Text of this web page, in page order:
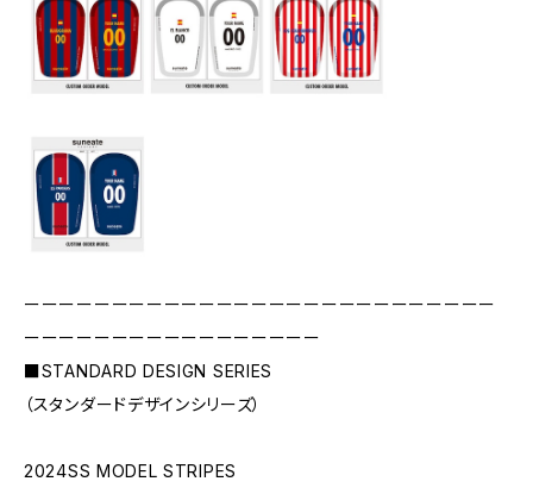
ーーーーーーーーーーーーーーーーーーーーーーーーーーー
ーーーーーーーーーーーーーーーーー
■STANDARD DESIGN SERIES
（スタンダードデザインシリーズ）
2024SS MODEL STRIPES